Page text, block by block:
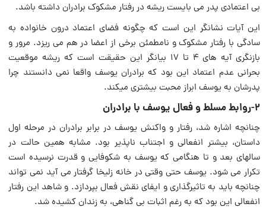
بی اعتمادى پدر می بایست ریشه در رفتار مشکوک برادران داشته باشد.
این آیات نشانگر این است که چگونه فضاى اعتماد درون خانواده به
سادگى با رفتار مشکوک و نامطمئن برخى از اعضا در هم می ریزد. مرور و
بازنگرى آیه هاى 4 تا 17 بیانگر این حقیقت است که ریشه موقعیت‌
بحرانى عدم اعتماد این بود که برادران یوسف واقعا نمی دانستند چرا
پدرشان به یوسف ابراز محبت بیشترى میکند.
2-روابط مسلط و فعال یوسف با برادران
چنانچه اشاره شد، رفتار و واکنش یوسف در برابر برادران در مرحله اول
داستان، بیشتر انفعالى و اجتناب ناپذیر بود. مشابه همین حالت در
سالهاى بعد و تا هنگامى که یوسف به شکوفایى و قدرت نرسیده است
تکرار می شود. یوسف حتى وقتى در خانه زلیخا گرفتار می آید نمی تواند
چنانچه باید به تاثیرگذارى و ایفاى نقش فعال بپردازد. و شاهد این رفتار
انفعالى این بود که به رغم اثبات بی گناهى، به زندان کشیده شد.